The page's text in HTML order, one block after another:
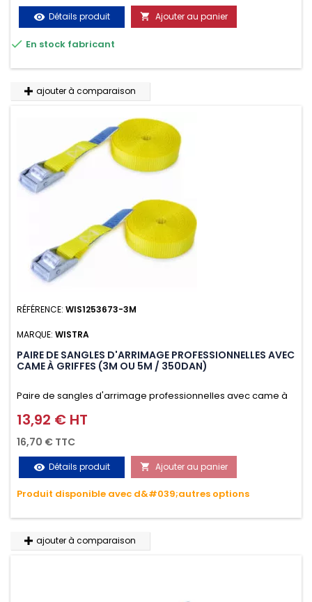
vos chargements pendant le transport. Matière polyester
très résistante aux UV et aux variations de températures,
n'absorbe pas l'eau.
visibility Détails produit  Ajouter au panier
 En stock fabricant
ajouter à comparaison
RÉFÉRENCE: WIS1253673-3M
MARQUE: WISTRA
PAIRE DE SANGLES D'ARRIMAGE PROFESSIONNELLES AVEC
CAME À GRIFFES (3M OU 5M / 350DAN)
Paire de sangles d'arrimage professionnelles avec came à
griffes (3M ou 5M / 350daN), simple et rapide d'utilisation.
Permet d'arrimer et de sécuriser vos chargements pendant
le transport. Matière polyester très résistante aux UV et aux
variations de températures, n'absorbe pas l'eau.
Prix
13,92 € HT
16,70 € TTC
visibility Détails produit  Ajouter au panier
Produit disponible avec d&#039;autres options
ajouter à comparaison